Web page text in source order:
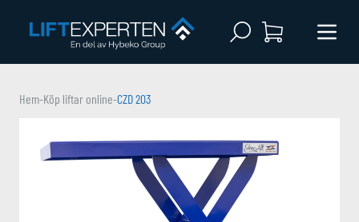
Open search
Hem-Köp liftar online-CZD 203